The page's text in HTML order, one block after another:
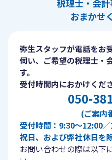
税理士・会
おまかせ
弥生スタッフが電話をお
伺い、ご希望の税理士・
す。
受付時間内におかけくだ
050-
(ご案内
受付時間：9:30〜12:00
祝日、および弊社休日を
お問い合わせの際は以下